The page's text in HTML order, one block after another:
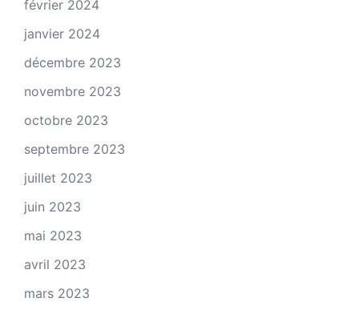
février 2024
janvier 2024
décembre 2023
novembre 2023
octobre 2023
septembre 2023
juillet 2023
juin 2023
mai 2023
avril 2023
mars 2023